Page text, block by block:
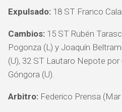
Expulsado: 18 ST Franco
Cambios: 15 ST Rubén
Pogonza (L) y Joaquín
(U), 32 ST Lautaro Nepote
Góngora (U).
Arbitro: Federico Prensa